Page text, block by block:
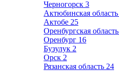
Черногорск 3
Актюбинская область
Актобе 25
Оренбургская область
Оренбург 16
Бузулук 2
Орск 2
Рязанская область 24